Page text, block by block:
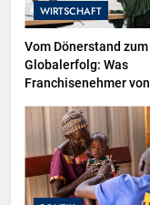
WIRTSCHAFT
Vom Dönerstand zum
Globalerfolg: Was
Franchisenehmer von